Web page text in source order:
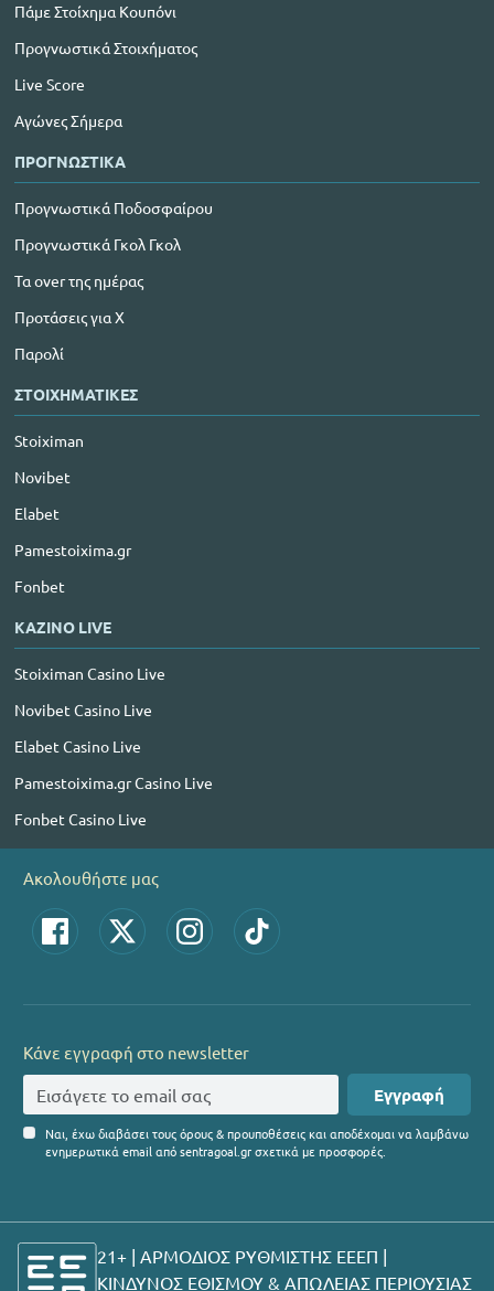
Πάμε Στοίχημα Κουπόνι
Προγνωστικά Στοιχήματος
Live Score
Αγώνες Σήμερα
ΠΡΟΓΝΩΣΤΙΚΑ
Προγνωστικά Ποδοσφαίρου
Προγνωστικά Γκολ Γκολ
Τα over της ημέρας
Προτάσεις για Χ
Παρολί
ΣΤΟΙΧΗΜΑΤΙΚΕΣ
Stoiximan
Novibet
Elabet
Pamestoixima.gr
Fonbet
ΚΑΖΙΝΟ LIVE
Stoiximan Casino Live
Novibet Casino Live
Elabet Casino Live
Pamestoixima.gr Casino Live
Fonbet Casino Live
Ακολουθήστε μας
Κάνε εγγραφή στο newsletter
Εγγραφή
Ναι, έχω διαβάσει τους όρους & προυποθέσεις και αποδέχομαι να λαμβάνω
ενημερωτικά email από sentragoal.gr σχετικά με προσφορές.
21+ | ΑΡΜΟΔΙΟΣ ΡΥΘΜΙΣΤΗΣ ΕΕΕΠ |
ΚΙΝΔΥΝΟΣ ΕΘΙΣΜΟΥ & ΑΠΩΛΕΙΑΣ ΠΕΡΙΟΥΣΙΑΣ